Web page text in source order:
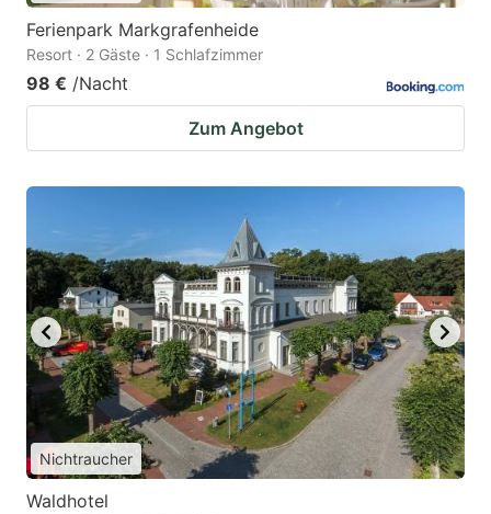
Ferienpark Markgrafenheide
Resort · 2 Gäste · 1 Schlafzimmer
98 € /Nacht
Zum Angebot
Nichtraucher
Waldhotel